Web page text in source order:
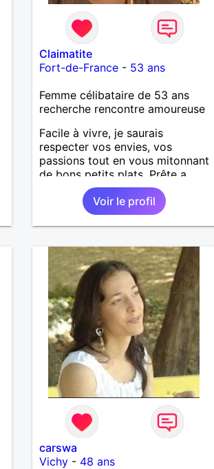
Claimatite
Fort-de-France- 53 ans
Femme célibataire de 53 ans
recherche rencontre amoureuse
Facile à vivre, je saurais
respecter vos envies, vos
passions tout en vous mitonnant
de bons petits plats. Prête a
vivre auprès d'un homme franc,
sincère généreux et affectueux...
Voir le profil
carswa
Vichy- 48 ans